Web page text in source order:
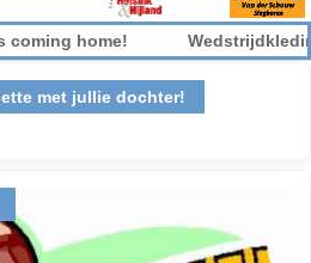
Wedstrijdkleding inleveren
met jullie dochter!